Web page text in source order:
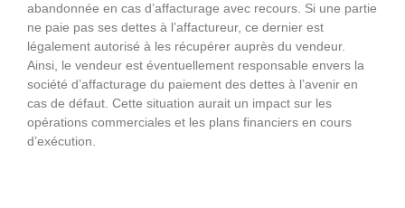
abandonnée en cas d’affacturage avec recours. Si une partie
ne paie pas ses dettes à l’affactureur, ce dernier est
légalement autorisé à les récupérer auprès du vendeur.
Ainsi, le vendeur est éventuellement responsable envers la
société d’affacturage du paiement des dettes à l’avenir en
cas de défaut. Cette situation aurait un impact sur les
opérations commerciales et les plans financiers en cours
d’exécution.